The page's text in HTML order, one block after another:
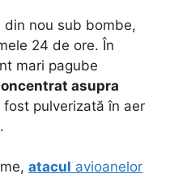
din nou sub bombe,
24 de ore. În
mari pagube
asupra
fost pulverizată în aer
.
atacul avioanelor